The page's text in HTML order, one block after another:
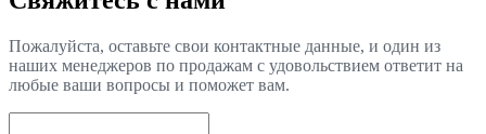
Пожалуйста, оставьте свои контактные данные, и один из
наших менеджеров по продажам с удовольствием ответит на
любые ваши вопросы и поможет вам.